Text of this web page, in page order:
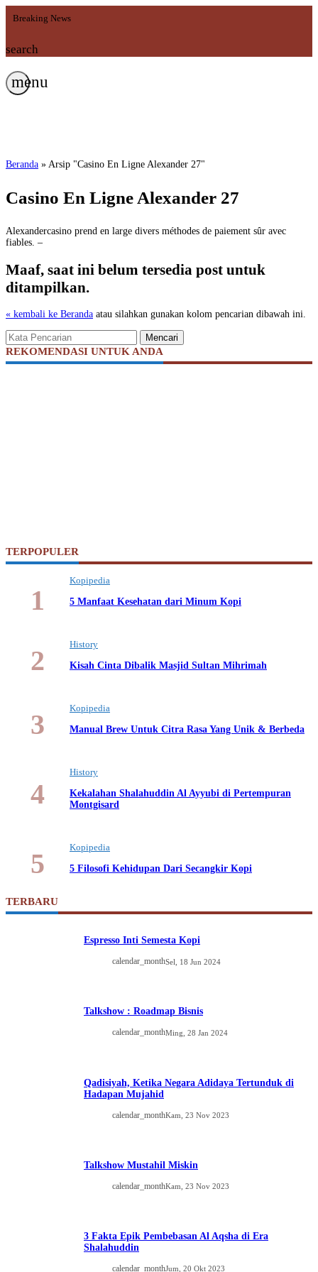
Breaking News
search
menu
Beranda » Arsip "Casino En Ligne Alexander 27"
Casino En Ligne Alexander 27
Alexandercasino prend en large divers méthodes de paiement sûr avec
fiables. –
Maaf, saat ini belum tersedia post untuk
ditampilkan.
« kembali ke Beranda atau silahkan gunakan kolom pencarian dibawah ini.
Mencari
REKOMENDASI UNTUK ANDA
TERPOPULER
Kopipedia
5 Manfaat Kesehatan dari Minum Kopi
History
Kisah Cinta Dibalik Masjid Sultan Mihrimah
Kopipedia
Manual Brew Untuk Citra Rasa Yang Unik & Berbeda
History
Kekalahan Shalahuddin Al Ayyubi di Pertempuran
Montgisard
Kopipedia
5 Filosofi Kehidupan Dari Secangkir Kopi
TERBARU
Espresso Inti Semesta Kopi
calendar_monthSel, 18 Jun 2024
Talkshow : Roadmap Bisnis
calendar_monthMing, 28 Jan 2024
Qadisiyah, Ketika Negara Adidaya Tertunduk di
Hadapan Mujahid
calendar_monthKam, 23 Nov 2023
Talkshow Mustahil Miskin
calendar_monthKam, 23 Nov 2023
3 Fakta Epik Pembebasan Al Aqsha di Era
Shalahuddin
calendar_monthJum, 20 Okt 2023